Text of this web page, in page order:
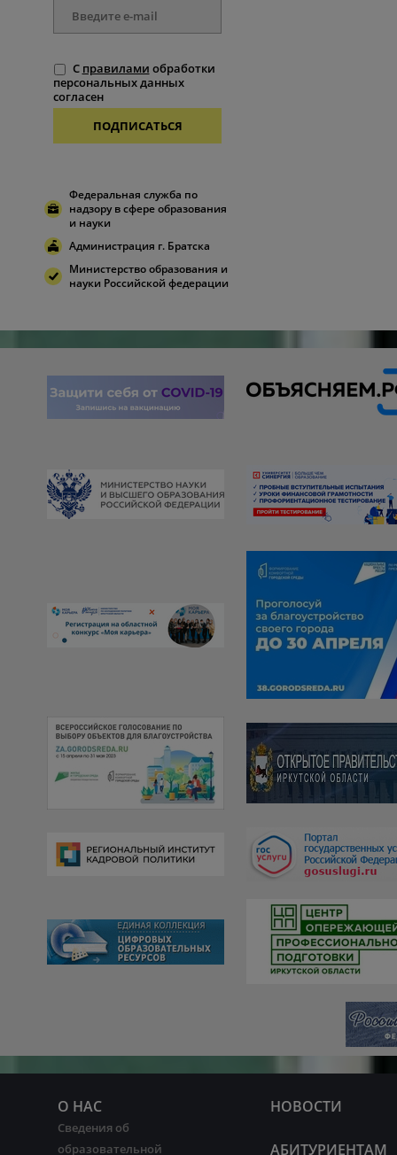
С правилами обработки
персональных данных
согласен
ПОДПИСАТЬСЯ
Федеральная служба по
надзору в сфере образования
и науки
Администрация г. Братска
Министерство образования и
науки Российской федерации
О НАС
Сведения об
образовательной
НОВОСТИ
АБИТУРИЕНТАМ